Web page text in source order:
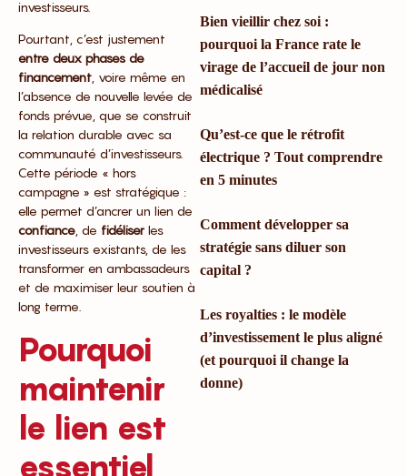
investisseurs.
Pourtant, c’est justement
entre deux phases de
financement , voire même en
l’absence de nouvelle levée de
fonds prévue, que se construit
la relation durable avec sa
communauté d’investisseurs.
Cette période « hors
campagne » est stratégique :
elle permet d’ancrer un lien de
confiance , de fidéliser les
investisseurs existants, de les
transformer en ambassadeurs
et de maximiser leur soutien à
long terme.
Pourquoi
maintenir
le lien est
essentiel
Bien vieillir chez soi :
pourquoi la France rate le
virage de l’accueil de jour non
médicalisé
Qu’est-ce que le rétrofit
électrique ? Tout comprendre
en 5 minutes
Comment développer sa
stratégie sans diluer son
capital ?
Les royalties : le modèle
d’investissement le plus aligné
(et pourquoi il change la
donne)